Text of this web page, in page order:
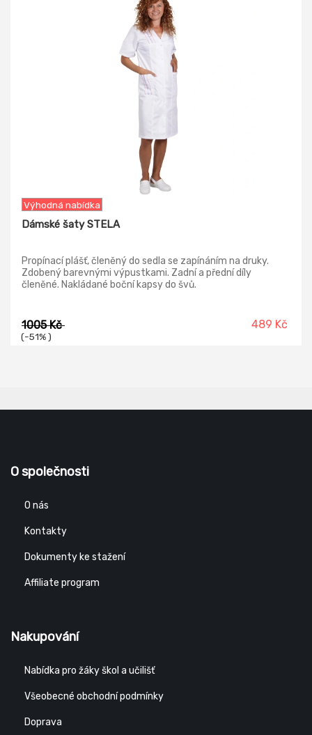
Výhodná nabídka
Dámské šaty STELA
Propínací plášť, členěný do sedla se zapínáním na druky.
Zdobený barevnými výpustkami. Zadní a přední díly
členěné. Nakládané boční kapsy do švů.
1005 Kč
(-51% )
489 Kč
O společnosti
O nás
Kontakty
Dokumenty ke stažení
Affiliate program
Nakupování
Nabídka pro žáky škol a učilišť
Všeobecné obchodní podmínky
Doprava